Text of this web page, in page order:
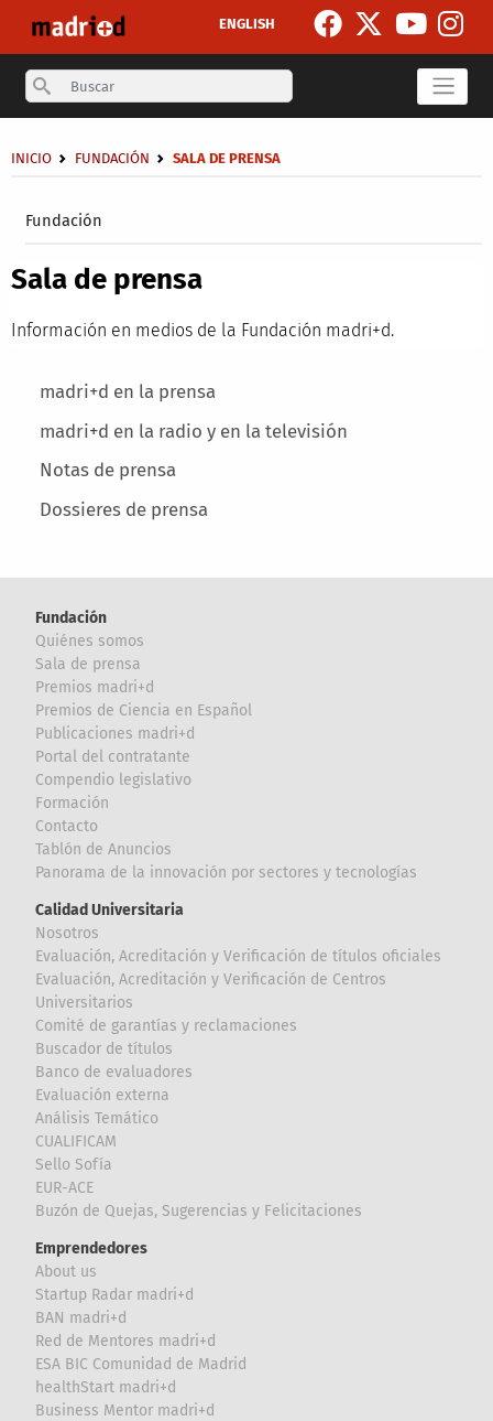
ENGLISH
Search
Fundación
Sobrescribir enlaces de ayuda a la navegación
INICIO FUNDACIÓN SALA DE PRENSA
Main menu
madri+d en la prensa
madri+d en la radio y en la televisión
Notas de prensa
Dossieres de prensa
Sala de prensa
Información en medios de la Fundación madri+d.
Fundación
Quiénes somos
Sala de prensa
Premios madri+d
Premios de Ciencia en Español
Publicaciones madri+d
Portal del contratante
Compendio legislativo
Formación
Contacto
Tablón de Anuncios
Panorama de la innovación por sectores y tecnologías
Calidad Universitaria
Nosotros
Evaluación, Acreditación y Verificación de títulos oficiales
Evaluación, Acreditación y Verificación de Centros
Universitarios
Comité de garantías y reclamaciones
Buscador de títulos
Banco de evaluadores
Evaluación externa
Análisis Temático
CUALIFICAM
Sello Sofía
EUR-ACE
Buzón de Quejas, Sugerencias y Felicitaciones
Emprendedores
About us
Startup Radar madri+d
BAN madri+d
Red de Mentores madri+d
ESA BIC Comunidad de Madrid
healthStart madri+d
Business Mentor madri+d